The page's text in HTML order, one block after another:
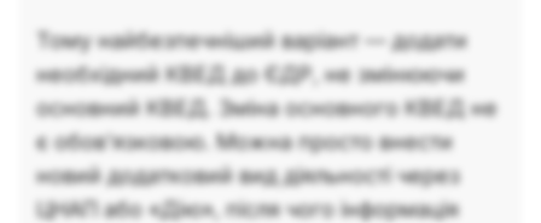
Тому найбезпечніший варіант — додати
необхідний КВЕД до ЄДР, не змінюючи
основний КВЕД. Зміна основного КВЕД не
є обов'язковою. Можна просто внести
новий додатковий вид діяльності через
ЦНАП або «Дію», після чого інформація